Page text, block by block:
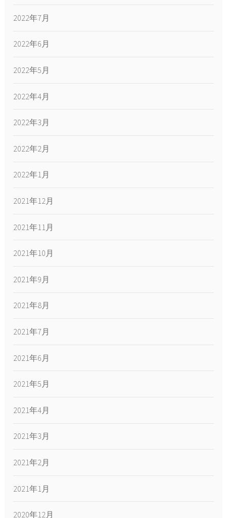
2022年7月
2022年6月
2022年5月
2022年4月
2022年3月
2022年2月
2022年1月
2021年12月
2021年11月
2021年10月
2021年9月
2021年8月
2021年7月
2021年6月
2021年5月
2021年4月
2021年3月
2021年2月
2021年1月
2020年12月